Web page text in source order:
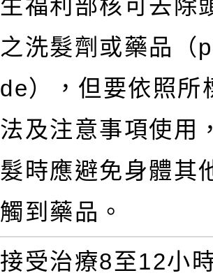
生福利部核可去除
之洗髮劑或藥品（
de），但要依照所
法及注意事項使用
髮時應避免身體其
觸到藥品。
接受治療8至12小